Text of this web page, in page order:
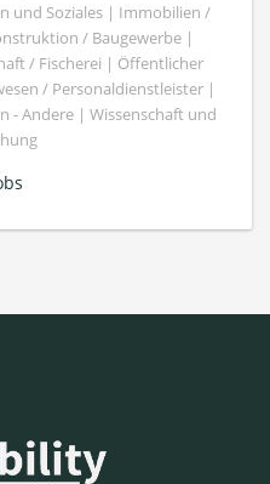
und Soziales | Immobilien /
/ Baugewerbe |
/ Fischerei | Öffentlicher
/ Personaldienstleister |
- Andere | Wissenschaft und